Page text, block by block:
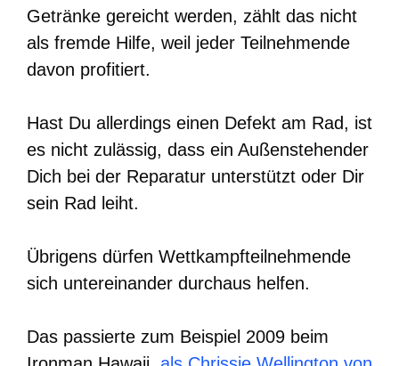
Getränke gereicht werden, zählt das nicht
als fremde Hilfe, weil jeder Teilnehmende
davon profitiert.
Hast Du allerdings einen Defekt am Rad, ist
es nicht zulässig, dass ein Außenstehender
Dich bei der Reparatur unterstützt oder Dir
sein Rad leiht.
Übrigens dürfen Wettkampfteilnehmende
sich untereinander durchaus helfen.
Das passierte zum Beispiel 2009 beim